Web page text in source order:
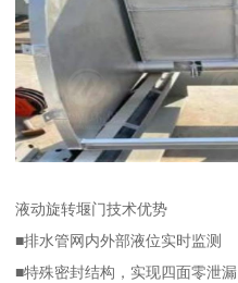
液动旋转堰门技术优势
■排水管网内外部液位实时监测
■特殊密封结构，实现四面零泄漏